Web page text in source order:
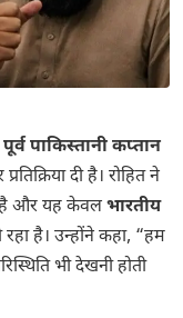
पूर्व पाकिस्तानी कप्तान
दी है। रोहित ने
है और यह केवलभारतीय
है। उन्होंने कहा, “हम
भी देखनी होती